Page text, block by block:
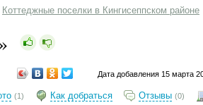
Коттеджные поселки в Кингисеппском районе
Дата добавления 15 марта
(1) Как добраться Отзывы (0)